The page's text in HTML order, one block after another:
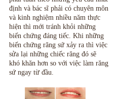
định và bác sĩ phải có chuyên môn
và kinh nghiệm nhiều năm thực
hiện thì mới tránh khỏi những
biến chứng đáng tiếc. Khi những
biến chứng răng sứ xảy ra thì việc
sửa lại những chiếc răng đó sẽ
khó khăn hơn so với việc làm răng
sứ ngay từ đầu.